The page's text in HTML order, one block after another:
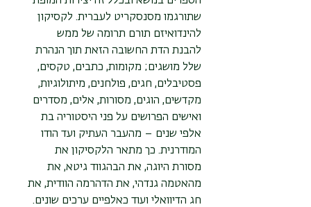
שתורגמו מסנסקריט לעברית. לקסיקון
להינדואיזם תורם תרומה של ממש
להבנת הדת החשובה הזאת תוך הנהרת
שלל מושגים; מקומות, כתבים, טקסים,
פסטיבלים, חגים, פולחנים, מיתולוגיות,
מקדשים, הוגים, מסורות, אלים, מסדרים
ואישים הפרושים על פני היסטוריה בת
אלפי שנים – מהעבר העתיק ועד הודו
המודרנית. כך מתאר הלקסיקון את
מסורת היוגה, את הבהגווד גיטא, את
מהאטמה גנדהי, את הדהרמה הוודית, את
חג הדיוואלי ועוד כאלפיים ערכים שונים.